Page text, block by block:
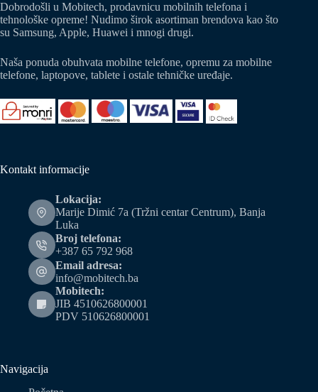
Dobrodošli u Mobitech, prodavnicu mobilnih telefona i
tehnološke opreme! Nudimo širok asortiman brendova kao što
su Samsung, Apple, Huawei i mnogi drugi.
Naša ponuda obuhvata mobilne telefone, opremu za mobilne
telefone, laptopove, tablete i ostale tehničke uređaje.
Kontakt informacije
Lokacija:
Marije Dimić 7a (Tržni centar Centrum), Banja
Luka
Broj telefona:
+387 65 792 968
Email adresa:
info@mobitech.ba
Mobitech:
JIB 4510626800001
PDV 510626800001
Navigacija